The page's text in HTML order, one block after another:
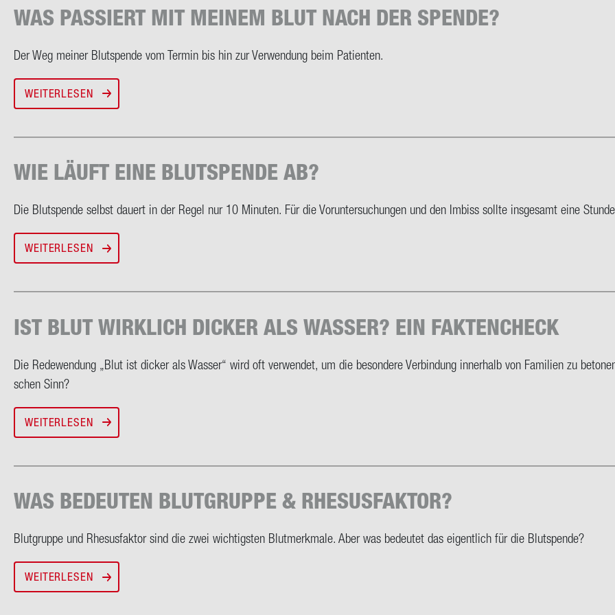
WAS PAS­SIERT MIT MEI­NEM BLUT NACH DER SPEN­DE?
Der Weg mei­ner Blut­spen­de vom Ter­min bis hin zur Ver­wen­dung beim Pa­ti­en­ten.
WEITERLESEN
WIE LÄUFT EINE BLUT­SPEN­DE AB?
Die Blut­spen­de selbst dau­ert in der Regel nur 10 Mi­nu­ten. Für die Vor­un­ter­su­chun­gen und den Im­biss soll­te ins­ge­samt eine
WEITERLESEN
IST BLUT WIRK­LICH DI­CKER ALS WAS­SER? EIN FAK­TEN­CHECK
Die Re­de­wen­dung „Blut ist di­cker als Was­ser“ wird oft ver­wen­det, um die be­son­de­re Ver­bin­dung in­ner­halb von Fa­mi­li­en zu
schen Sinn?
WEITERLESEN
WAS BE­DEU­TEN BLUT­GRUP­PE & RHE­SUS­FAK­TOR?
Blut­grup­pe und Rhe­sus­fak­tor sind die zwei wich­tigs­ten Blut­merk­ma­le. Aber was be­deu­tet das ei­gent­lich für die Blut­spen­de?
WEITERLESEN